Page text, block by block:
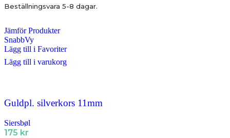
Beställningsvara 5-8 dagar.
Jämför Produkter
SnabbVy
Lägg till i Favoriter
Lägg till i varukorg
Guldpl. silverkors 11mm
Siersbøl
175 kr